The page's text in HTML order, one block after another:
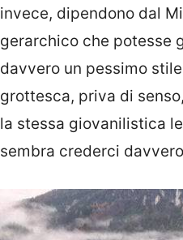
invece, dipendono dal
gerarchico che potesse
davvero un pessimo
grottesca, priva di
la stessa giovanilistica
sembra crederci